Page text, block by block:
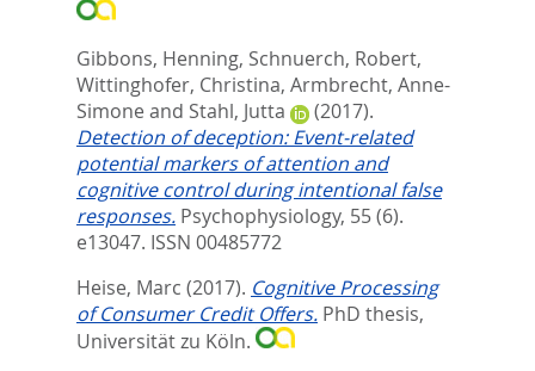
Gibbons, Henning, Schnuerch, Robert,
Wittinghofer, Christina, Armbrecht, Anne-
Simone and Stahl, Jutta
(2017).
Detection of deception: Event-related
potential markers of attention and
cognitive control during intentional false
responses. Psychophysiology, 55 (6).
e13047. ISSN 00485772
Heise, Marc (2017). Cognitive Processing
of Consumer Credit Offers. PhD thesis,
Universität zu Köln.